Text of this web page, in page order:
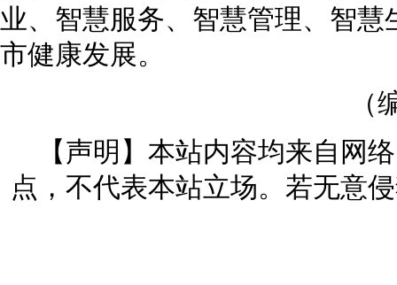
业、智慧服务、智慧管理、智
市健康发展。
（
【声明】本站内容均来自网
点，不代表本站立场。若无意